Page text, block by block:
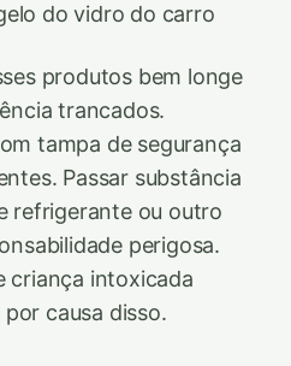
do vidro do carro
produtos bem longe
trancados.
tampa de segurança
Passar substância
refrigerante ou outro
perigosa.
criança intoxicada
causa disso.